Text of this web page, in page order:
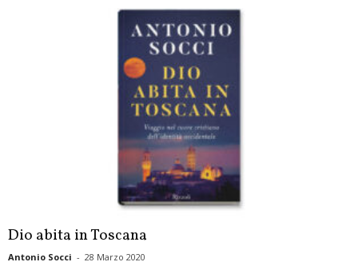
Dio abita in Toscana
Antonio Socci - 28 Marzo 2020